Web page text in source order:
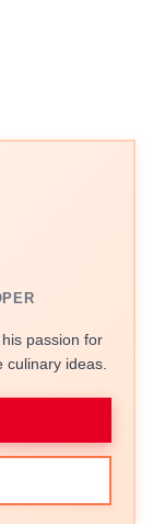
passion for
ideas.